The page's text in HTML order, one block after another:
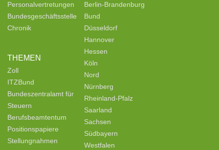
Personalvertretungen
Bundesgeschäftsstelle
Chronik
THEMEN
Zoll
ITZBund
Bundeszentralamt für
Steuern
Berufsbeamtentum
Positionspapiere
Stellungnahmen
Berlin-Brandenburg
Bund
Düsseldorf
Hannover
Hessen
Köln
Nord
Nürnberg
Rheinland-Pfalz
Saarland
Sachsen
Südbayern
Westfalen